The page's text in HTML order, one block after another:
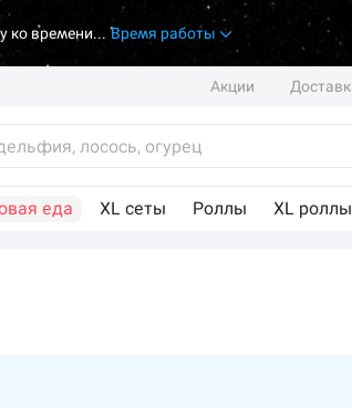
ко времени... Время работы
Акции
еда XL сеты Роллы XL роллы